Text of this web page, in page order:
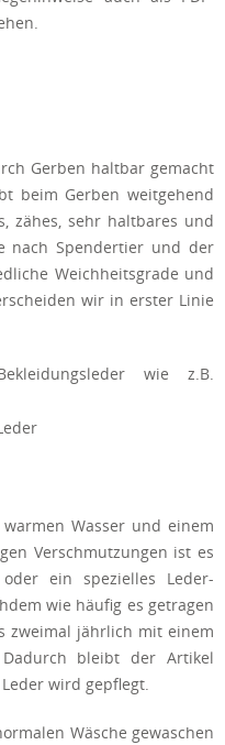
Gerben haltbar gemacht
beim Gerben weitgehend
zähes, sehr haltbares und
nach Spendertier und der
Weichheitsgrade und
wir in erster Linie
wie z.B.
Wasser und einem
Verschmutzungen ist es
ein spezielles Leder-
wie häufig es getragen
zweimal jährlich mit einem
bleibt der Artikel
wird gepflegt.
Wäsche gewaschen